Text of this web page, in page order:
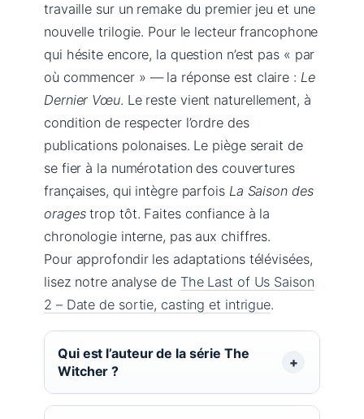
travaille sur un remake du premier jeu et une
nouvelle trilogie. Pour le lecteur francophone
qui hésite encore, la question n’est pas « par
où commencer » — la réponse est claire : Le
Dernier Vœu. Le reste vient naturellement, à
condition de respecter l’ordre des
publications polonaises. Le piège serait de
se fier à la numérotation des couvertures
françaises, qui intègre parfois La Saison des
oragestrop tôt. Faites confiance à la
chronologie interne, pas aux chiffres.
Pour approfondir les adaptations télévisées,
lisez notre analyse de The Last of Us Saison
2 – Date de sortie, casting et intrigue.
Qui est l’auteur de la série The
Witcher ?